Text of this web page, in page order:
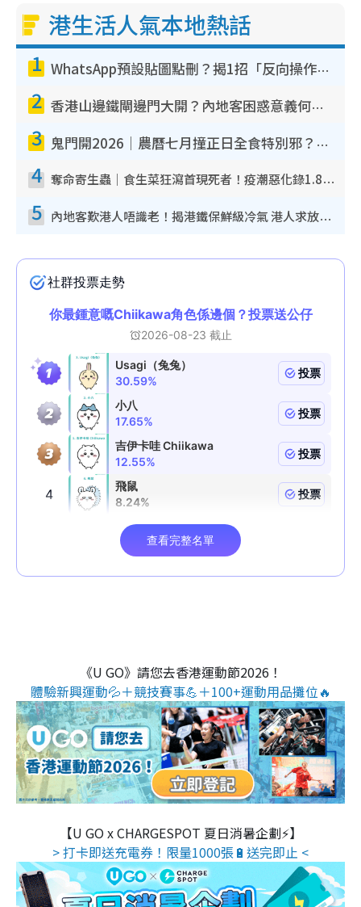
m
e
港生活人氣本地熱話
1 WhatsApp預設貼圖點刪？揭1招「反向操作」還原簡潔介面 附3步實測教學
2 香港山邊鐵閘邊門大開？內地客困惑意義何在！網民神回覆：呢種叫法理性防禦
3 鬼門開2026｜農曆七月撞正日全食特別邪？專家警告切忌做一事！揭4大禁忌+2招保平安
4 奪命寄生蟲｜食生菜狂瀉首現死者！疫潮惡化錄1.8萬宗病例 揭洗菜3大謬誤
5 內地客歎港人唔識老！揭港鐵保鮮級冷氣 港人求放過：咪投訴
《U GO》請您去香港運動節2026！
體驗新興運動💦＋競技賽事💪＋100+運動用品攤位🔥
【U GO x CHARGESPOT 夏日消暑企劃⚡】
> 打卡即送充電券！限量1000張🔋送完即止 <